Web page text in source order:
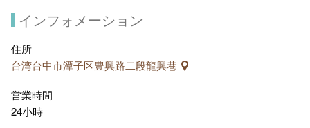
インフォメーション
住所
台湾台中市潭子区豊興路二段龍興巷
営業時間
24小時